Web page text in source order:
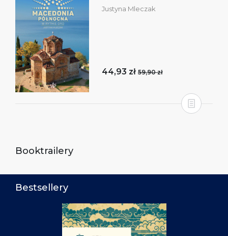
Justyna Mleczak
44,93 zł 59,90 zł
Booktrailery
Bestsellery